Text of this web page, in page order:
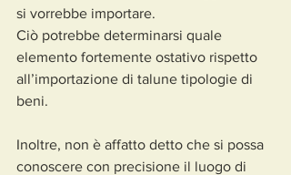
si vorrebbe importare.
Ciò potrebbe determinarsi quale
elemento fortemente ostativo rispetto
all’importazione di talune tipologie di
beni.
Inoltre, non è affatto detto che si possa
conoscere con precisione il luogo di